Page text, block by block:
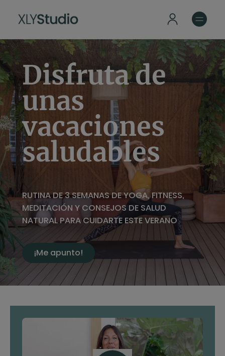
Disfruta de
unas
vacaciones
saludables
RUTINA DE 3 SEMANAS DE YOGA, FITNESS,
MEDITACIÓN Y CONSEJOS DE SALUD
NATURAL PARA CUIDARTE ESTE VERANO
¡Me apunto!